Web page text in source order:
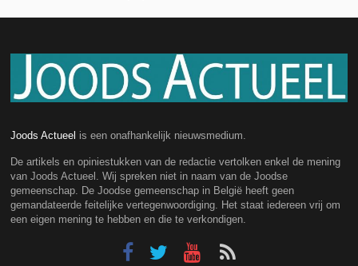
Joods Actueel is een onafhankelijk nieuwsmedium.
De artikels en opiniestukken van de redactie vertolken enkel de mening
van Joods Actueel. Wij spreken niet in naam van de Joodse
gemeenschap. De Joodse gemeenschap in België heeft geen
gemandateerde feitelijke vertegenwoordiging. Het staat iedereen vrij om
een eigen mening te hebben en die te verkondigen.